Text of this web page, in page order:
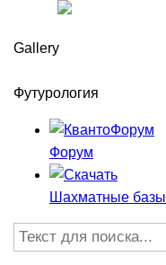
Gallery
Футурология
Форум
Шахматные базы